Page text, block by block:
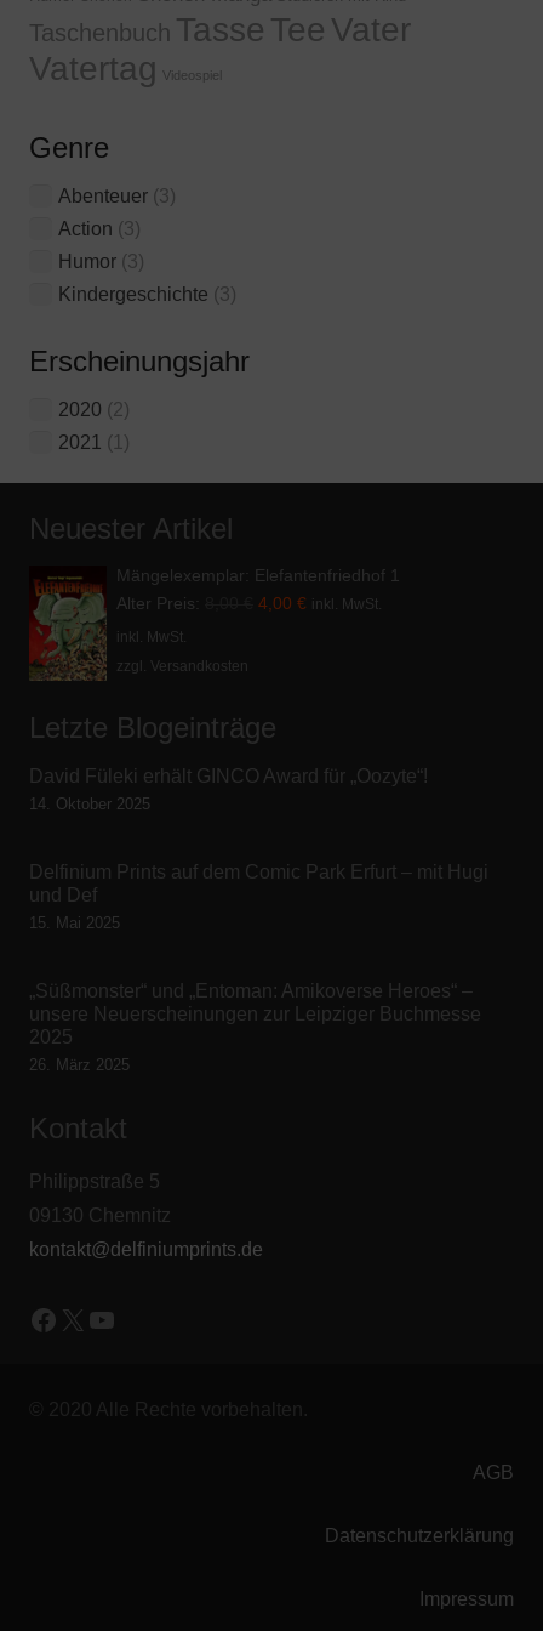
Taschenbuch Tasse Tee Vater
Vatertag
Videospiel
Genre
Abenteuer (3)
Action (3)
Humor (3)
Kindergeschichte (3)
Erscheinungsjahr
2020 (2)
2021 (1)
Neuester Artikel
Mängelexemplar: Elefantenfriedhof 1
Alter Preis:
Ursprünglicher
4,00 € Aktueller
inkl. MwSt.
inkl. MwSt.
zzgl. Versandkosten
Letzte Blogeinträge
David Füleki erhält GINCO Award für „Oozyte“!
14. Oktober 2025
Delfinium Prints auf dem Comic Park Erfurt – mit Hugi
und Def
15. Mai 2025
„Süßmonster“ und „Entoman: Amikoverse Heroes“ –
unsere Neuerscheinungen zur Leipziger Buchmesse
2025
26. März 2025
Kontakt
Philippstraße 5
09130 Chemnitz
kontakt@delfiniumprints.de
Facebook
X YouTube
AGB
Datenschutzerklärung
Impressum